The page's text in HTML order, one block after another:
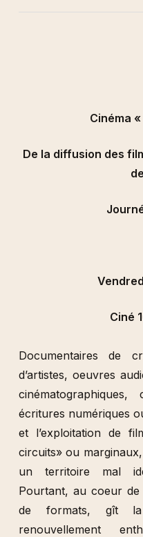
Cinéma
De la diffusion des
Ciné
Documentaires de
d’artistes, oeuvres
écritures numériques
et l’exploitation de
circuits» ou
un territoire mal
Pourtant, au coeur de
de formats, gît la
renouvellement